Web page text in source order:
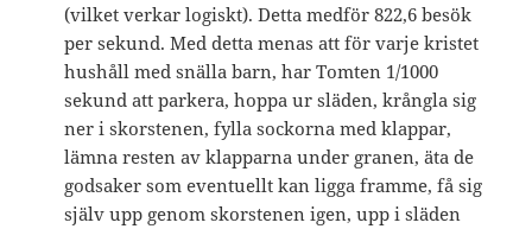
(vilket verkar logiskt). Detta medför 822,6 besök
per sekund. Med detta menas att för varje kristet
hushåll med snälla barn, har Tomten 1/1000
sekund att parkera, hoppa ur släden, krångla sig
ner i skorstenen, fylla sockorna med klappar,
lämna resten av klapparna under granen, äta de
godsaker som eventuellt kan ligga framme, få sig
själv upp genom skorstenen igen, upp i släden